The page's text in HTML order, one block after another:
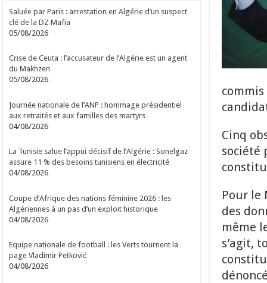
Cinq
société
Pour le
des
même
s’agit,
Saluée par Paris : arrestation en Algérie d’un suspect
clé de la DZ Mafia
05/08/2026
Crise de Ceuta : l’accusateur de l’Algérie est un agent
du Makhzen
05/08/2026
Journée nationale de l’ANP : hommage présidentiel
aux retraités et aux familles des martyrs
04/08/2026
La Tunisie salue l’appui décisif de l’Algérie : Sonelgaz
assure 11 % des besoins tunisiens en électricité
04/08/2026
Coupe d’Afrique des nations féminine 2026 : les
Algériennes à un pas d’un exploit historique
04/08/2026
Equipe nationale de football : les Verts tournent la
page Vladimir Petković
04/08/2026